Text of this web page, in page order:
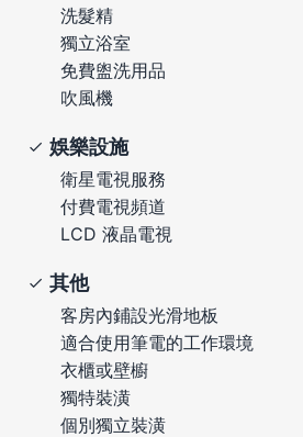
洗髮精
獨立浴室
免費盥洗用品
吹風機
娛樂設施
衛星電視服務
付費電視頻道
LCD 液晶電視
其他
客房內鋪設光滑地板
適合使用筆電的工作環境
衣櫃或壁櫥
獨特裝潢
個別獨立裝潢